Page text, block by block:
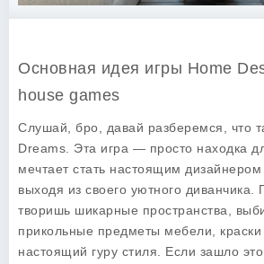
Основная идея игры Home
house games
Слушай, бро, давай разберемся, что
Dreams . Эта игра — просто находка
мечтает стать настоящим
выходя из своего уютного диванчика.
творишь шикарные пространства,
прикольные предметы мебели, краски
настоящий гуру стиля. Если зашло